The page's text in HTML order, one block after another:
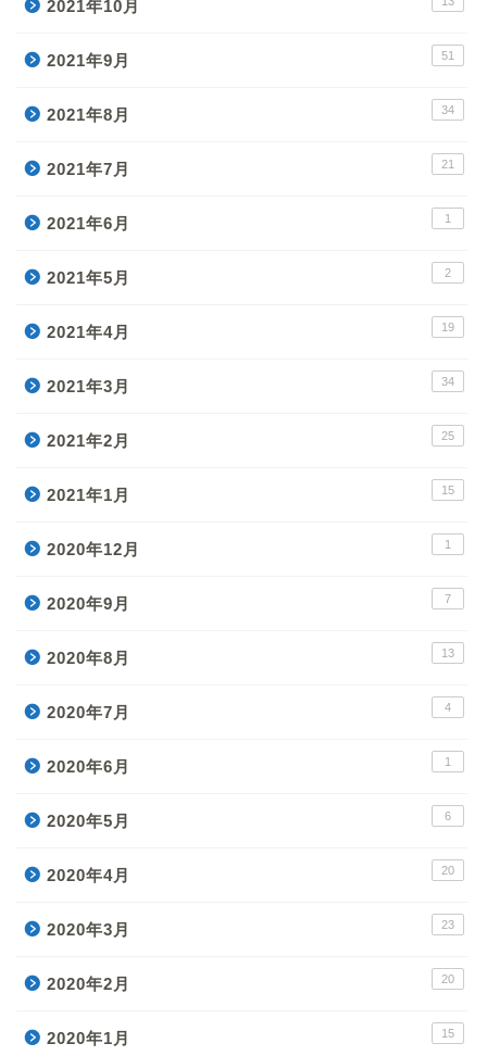
2021年10月
2021年9月 51
2021年8月 34
2021年7月 21
2021年6月 1
2021年5月 2
2021年4月 19
2021年3月 34
2021年2月 25
2021年1月 15
2020年12月 1
2020年9月 7
2020年8月 13
2020年7月 4
2020年6月 1
2020年5月 6
2020年4月 20
2020年3月 23
2020年2月 20
2020年1月 15